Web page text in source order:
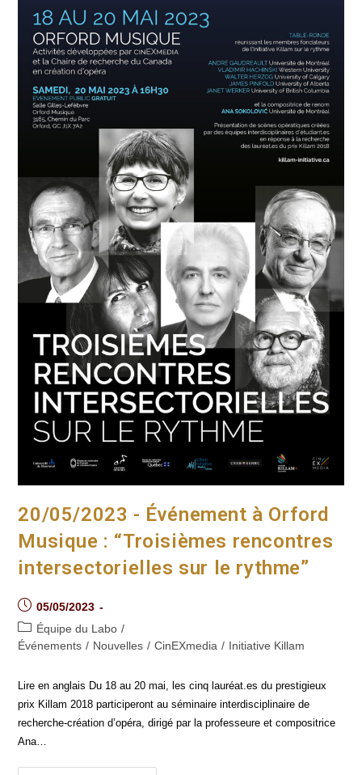
Québec
À
Hollywood »
20/05/2023 - Événement à Orford
Musique : “Troisièmes rencontres
intersectorielles sur le rythme”
Post
published:
05/05/2023
Post
category:
Équipe du Labo /
Événements / Nouvelles / CinEXmedia / Initiative Killam
Lire en anglais Du 18 au 20 mai, les cinq lauréat.es du prestigieux
prix Killam 2018 participeront au séminaire interdisciplinaire de
recherche-création d’opéra, dirigé par la professeure et compositrice
Ana…